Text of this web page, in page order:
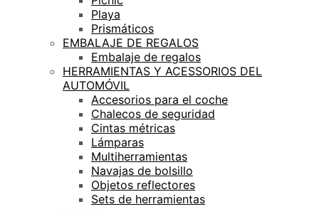
Playa
Prismáticos
EMBALAJE DE REGALOS
Embalaje de regalos
HERRAMIENTAS Y ACESSORIOS DEL
AUTOMÓVIL
Accesorios para el coche
Chalecos de seguridad
Cintas métricas
Lámparas
Multiherramientas
Navajas de bolsillo
Objetos reflectores
Sets de herramientas